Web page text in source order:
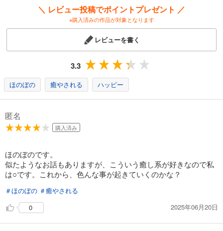
＼ レビュー投稿でポイントプレゼント ／
※購入済みの作品が対象となります
レビューを書く
3.3
ほのぼの 癒やされる ハッピー
匿名
購入済み
ほのぼのです。
似たようなお話もありますが、こういう癒し系が好きなので私
は○です。これから、色んな事が起きていくのかな？
＃ほのぼの ＃癒やされる
0
2025年06月20日